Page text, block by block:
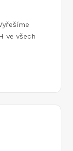
ve všech